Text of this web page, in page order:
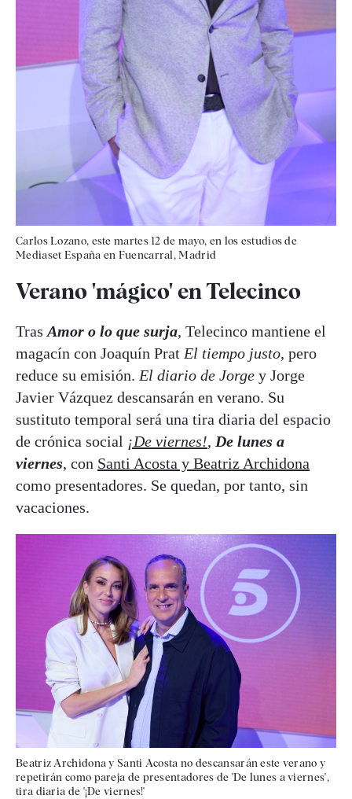
Carlos Lozano, este martes 12 de mayo, en los estudios de
Mediaset España en Fuencarral, Madrid
Verano 'mágico' en Telecinco
Tras Amor o lo que surja, Telecinco mantiene el
magacín con Joaquín Prat El tiempo justo, pero
reduce su emisión. El diario de Jorge y Jorge
Javier Vázquez descansarán en verano. Su
sustituto temporal será una tira diaria del espacio
de crónica social ¡De viernes!, De lunes a
viernes, con Santi Acosta y Beatriz Archidona
como presentadores. Se quedan, por tanto, sin
vacaciones.
Beatriz Archidona y Santi Acosta no descansarán este verano y
repetirán como pareja de presentadores de 'De lunes a viernes',
tira diaria de '¡De viernes!'